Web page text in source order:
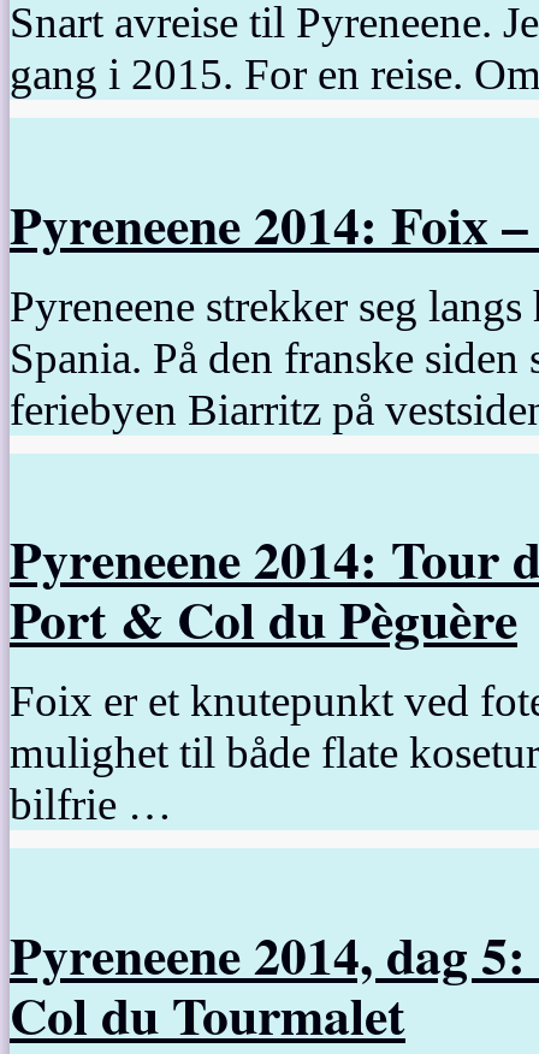
Snart avreise til Pyreneene.
gang i 2015. For en reise.
Pyreneene 2014: Foix
Pyreneene strekker seg
Spania. På den franske
feriebyen Biarritz på
Pyreneene 2014: Tour
Port & Col du Pèguère
Foix er et knutepunkt ved
mulighet til både flate
bilfrie …
Pyreneene 2014, dag
Col du Tourmalet